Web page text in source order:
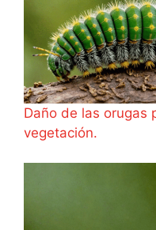
Daño de las orugas
vegetación.